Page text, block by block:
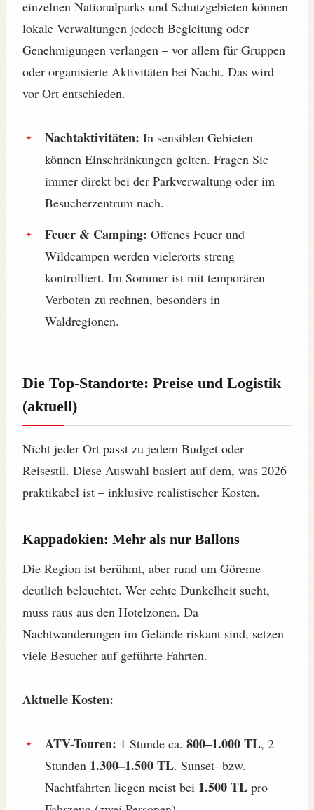
einzelnen Nationalparks und Schutzgebieten können
lokale Verwaltungen jedoch Begleitung oder
Genehmigungen verlangen – vor allem für Gruppen
oder organisierte Aktivitäten bei Nacht. Das wird
vor Ort entschieden.
Nachtaktivitäten: In sensiblen Gebieten
können Einschränkungen gelten. Fragen Sie
immer direkt bei der Parkverwaltung oder im
Besucherzentrum nach.
Feuer & Camping: Offenes Feuer und
Wildcampen werden vielerorts streng
kontrolliert. Im Sommer ist mit temporären
Verboten zu rechnen, besonders in
Waldregionen.
Die Top-Standorte: Preise und Logistik
(aktuell)
Nicht jeder Ort passt zu jedem Budget oder
Reisestil. Diese Auswahl basiert auf dem, was 2026
praktikabel ist – inklusive realistischer Kosten.
Kappadokien: Mehr als nur Ballons
Die Region ist berühmt, aber rund um Göreme
deutlich beleuchtet. Wer echte Dunkelheit sucht,
muss raus aus den Hotelzonen. Da
Nachtwanderungen im Gelände riskant sind, setzen
viele Besucher auf geführte Fahrten.
Aktuelle Kosten:
ATV-Touren: 1 Stunde ca. 800–1.000 TL, 2
Stunden 1.300–1.500 TL. Sunset- bzw.
Nachtfahrten liegen meist bei 1.500 TL pro